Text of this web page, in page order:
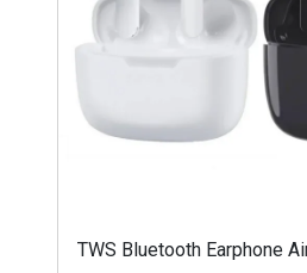
TWS Bluetooth Earphone